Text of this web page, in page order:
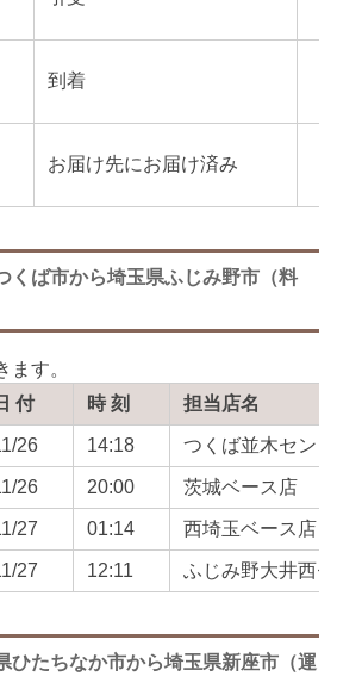
到着
お届け先にお届け済み
くば市から埼玉県ふじみ野市（料
付 時 刻 担当店名
26 14:18 つくば並木セン
26 20:00 茨城ベース店
27 01:14 西埼玉ベース店
27 12:11 ふじみ野大井西
ひたちなか市から埼玉県新座市（運